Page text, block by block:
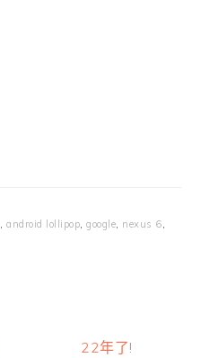
,android lollipop,google, nexus 6,
Next
22年了!